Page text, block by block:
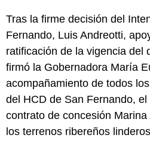
Tras la firme decisión del
Fernando, Luis Andreotti,
ratificación de la vigencia del
firmó la Gobernadora María
acompañamiento de todos
del HCD de San Fernando, el
contrato de concesión
los terrenos ribereños